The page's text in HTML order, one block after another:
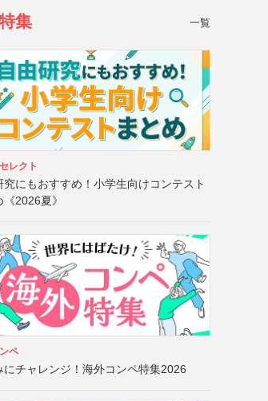
集 一覧
レクト
究にもおすすめ！小学生向けコンテスト
《2026夏》
ペ
にチャレンジ！海外コンペ特集2026